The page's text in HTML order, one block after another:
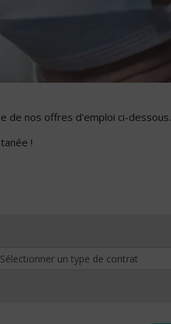
de nos offres d'emploi ci-dessous.
!